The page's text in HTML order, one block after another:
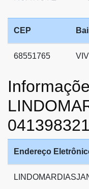
CEP
68551765
Endereço